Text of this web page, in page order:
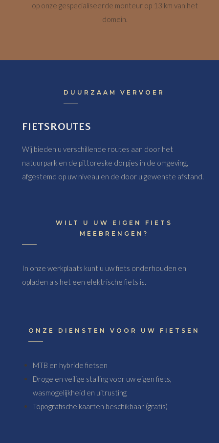
op onze gespecialiseerde monteur op 13 km van het
domein.
DUURZAAM VERVOER
FIETSROUTES
Wij bieden u verschillende routes aan door het
natuurpark en de pittoreske dorpjes in de omgeving,
afgestemd op uw niveau en de door u gewenste afstand.
WILT U UW EIGEN FIETS
MEEBRENGEN?
In onze werkplaats kunt u uw fiets onderhouden en
opladen als het een elektrische fiets is.
ONZE DIENSTEN VOOR UW FIETSEN
MTB en hybride fietsen
Droge en veilige stalling voor uw eigen fiets,
wasmogelijkheid en uitrusting
Topografische kaarten beschikbaar (gratis)